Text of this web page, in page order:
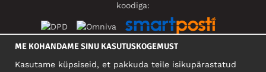
koodiga:
ME KOHANDAME SINU KASUTUSKOGEMUST
Kasutame küpsiseid, et pakkuda teile isikupärastatud